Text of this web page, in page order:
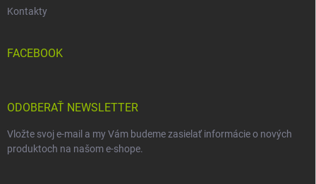
Kontakty
FACEBOOK
ODOBERAŤ NEWSLETTER
Vložte svoj e-mail a my Vám budeme zasielať informácie o nových
produktoch na našom e-shope.